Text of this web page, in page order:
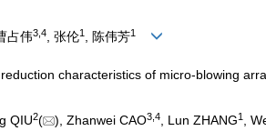
占伟3 4, 张伦1 , 陈伟芳1
characteristics of micro-blowing
QIU2( ), Zhanwei CAO3 4 , Lun ZHANG1 ,